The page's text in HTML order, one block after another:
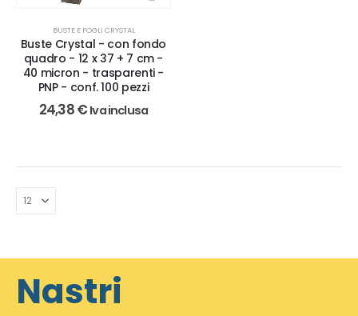
BUSTE E FOGLI CRYSTAL
Buste Crystal - con fondo
quadro - 12 x 37 + 7 cm -
40 micron - trasparenti -
PNP - conf. 100 pezzi
24,38€ Iva inclusa
Nastri